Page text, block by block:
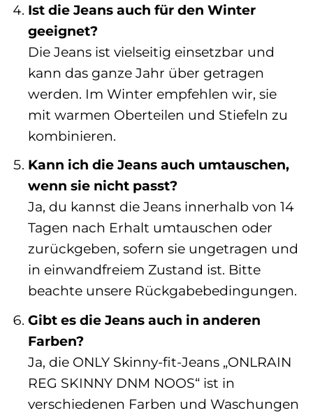
Ist die Jeans auch für den Winter
geeignet?
Die Jeans ist vielseitig einsetzbar und
kann das ganze Jahr über getragen
werden. Im Winter empfehlen wir, sie
mit warmen Oberteilen und Stiefeln zu
kombinieren.
Kann ich die Jeans auch umtauschen,
wenn sie nicht passt?
Ja, du kannst die Jeans innerhalb von 14
Tagen nach Erhalt umtauschen oder
zurückgeben, sofern sie ungetragen und
in einwandfreiem Zustand ist. Bitte
beachte unsere Rückgabebedingungen.
Gibt es die Jeans auch in anderen
Farben?
Ja, die ONLY Skinny-fit-Jeans „ONLRAIN
REG SKINNY DNM NOOS“ ist in
verschiedenen Farben und Waschungen